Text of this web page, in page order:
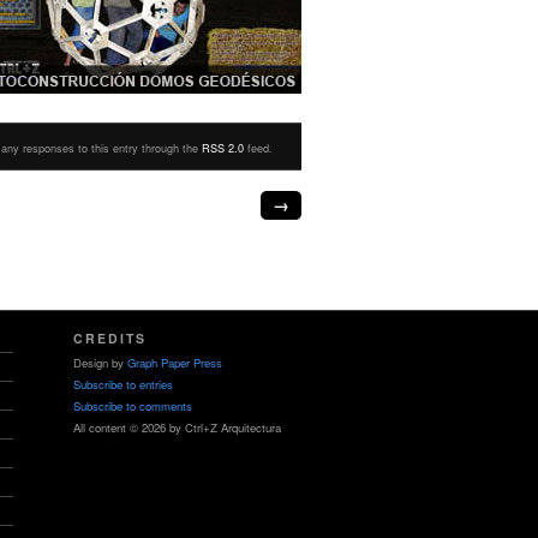
responses to this entry through the RSS 2.0 feed.
→
CREDITS
Design by Graph Paper Press
Subscribe to entries
Subscribe to comments
All content © 2026 by Ctrl+Z Arquitectura